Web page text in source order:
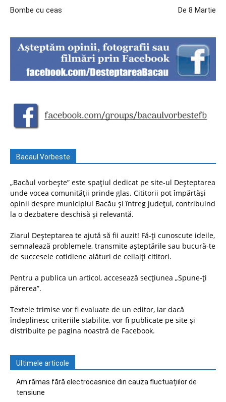
Bombe cu ceas De 8 Martie
Bacaul Vorbeste
„Bacăul vorbește” este spațiul dedicat pe site-ul Deșteptarea
unde vocea comunității prinde glas. Cititorii pot împărtăși
opinii despre municipiul Bacău și întreg județul, contribuind
la o dezbatere deschisă și relevantă.
Ziarul Deșteptarea te ajută să fii auzit! Fă-ți cunoscute ideile,
semnalează problemele, transmite așteptările sau bucură-te
de succesele cotidiene alături de ceilalți cititori.
Pentru a publica un articol, accesează secțiunea „Spune-ți
părerea”.
Textele trimise vor fi evaluate de un editor, iar dacă
îndeplinesc criteriile stabilite, vor fi publicate pe site și
distribuite pe pagina noastră de Facebook.
Ultimele articole
Am rămas fără electrocasnice din cauza fluctuațiilor de
tensiune